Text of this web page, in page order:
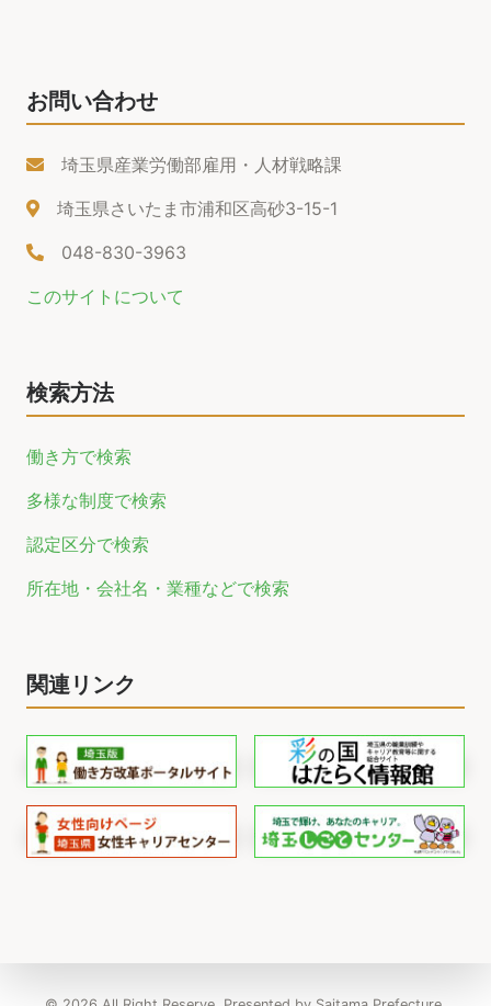
お問い合わせ
埼玉県産業労働部雇用・人材戦略課
埼玉県さいたま市浦和区高砂3-15-1
048-830-3963
このサイトについて
検索方法
働き方で検索
多様な制度で検索
認定区分で検索
所在地・会社名・業種などで検索
関連リンク